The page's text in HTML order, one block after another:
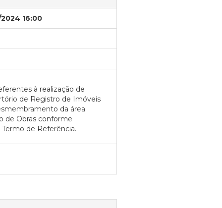
16:00
à realização de
de Registro de Imóveis
da área
de Obras conforme
de Referência.